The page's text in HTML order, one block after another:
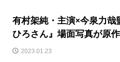
有村架純・主演×今泉力
ひろさん』場面写真が原
2023.01.23